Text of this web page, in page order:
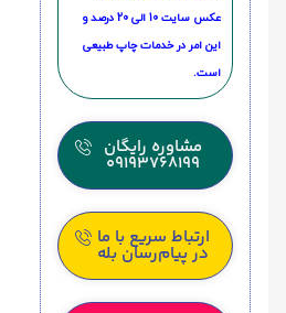
عکس سایت 10 الی 20 درصد و
این امر در خدمات چاپ طبیعی
است.
مشاوره رایگان
09193768199
ارتباط سریع با ما
در پیام‌رسان بله